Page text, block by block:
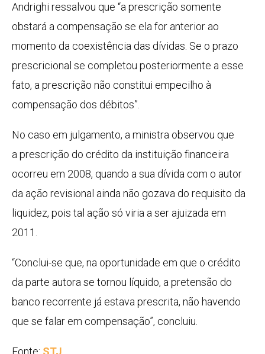
Andrighi ressalvou que “a prescrição somente
obstará a compensação se ela for anterior ao
momento da coexistência das dívidas. Se o prazo
prescricional se completou posteriormente a esse
fato, a prescrição não constitui empecilho à
compensação dos débitos”.
No caso em julgamento, a ministra observou que
a prescrição do crédito da instituição financeira
ocorreu em 2008, quando a sua dívida com o autor
da ação revisional ainda não gozava do requisito da
liquidez, pois tal ação só viria a ser ajuizada em
2011.
“Conclui-se que, na oportunidade em que o crédito
da parte autora se tornou líquido, a pretensão do
banco recorrente já estava prescrita, não havendo
que se falar em compensação”, concluiu.
Fonte: STJ